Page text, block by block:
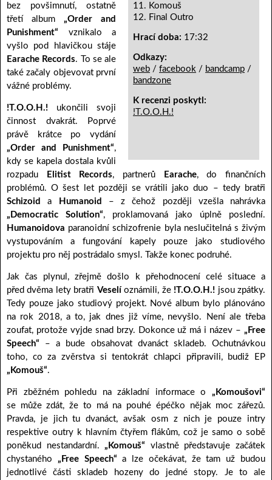
11. Komouš
12. Final Outro
Hrací doba: 17:32
Odkazy:
web / facebook / bandcamp /
bandzone
K recenzi poskytl:
!T.O.O.H.!
bez povšimnutí, ostatně
třetí album „Order and
Punishment“ vznikalo a
vyšlo pod hlavičkou stáje
Earache Records. To se ale
také začaly objevovat první
vážné problémy.
!T.O.O.H.! ukončili svoji
činnost dvakrát. Poprvé
právě krátce po vydání
„Order and Punishment“,
kdy se kapela dostala kvůli
rozpadu
Elitist Records, partnerů Earache, do finančních
problémů. O šest let později se vrátili jako duo – tedy bratři
Schizoid
a Humanoid
– z čehož později vzešla nahrávka
„Democratic Solution“, proklamovaná jako úplně poslední.
Humanoidova paranoidní schizofrenie byla neslučitelná s živým
vystupováním a fungování kapely pouze jako studiového
projektu pro něj postrádalo smysl. Takže konec podruhé.
Jak čas plynul, zřejmě došlo k přehodnocení celé situace a
před dvěma lety bratři Veselíoznámili, že !T.O.O.H.! jsou zpátky.
Tedy pouze jako studiový projekt. Nové album bylo plánováno
na rok 2018, a to, jak dnes již víme, nevyšlo. Není ale třeba
zoufat, protože vyjde snad brzy. Dokonce už má i název – „Free
Speech“ – a bude obsahovat dvanáct skladeb. Ochutnávkou
toho, co za zvěrstva si tentokrát chlapci připravili, budiž EP
„Komouš“.
Při zběžném pohledu na základní informace o „Komoušovi“
se může zdát, že to má na pouhé épéčko nějak moc zářezů.
Pravda, je jich tu dvanáct, avšak osm z nich je pouze intry
respektive outry k hlavním čtyřem flákům, což je samo o sobě
poněkud nestandardní.„Komouš“ vlastně představuje začátek
chystaného „Free Speech“ a lze očekávat, že tam už budou
jednotlivé části skladeb hozeny do jedné stopy. Je to ale